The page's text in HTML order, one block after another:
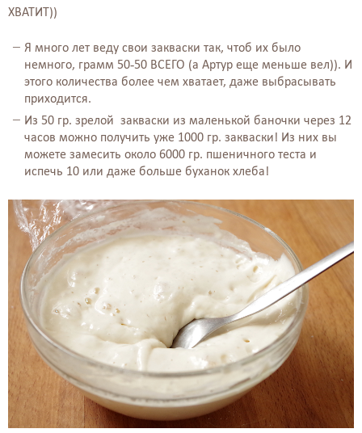
ХВАТИТ))
Я много лет веду свои закваски так, чтоб их было
немного, грамм 50-50 ВСЕГО (а Артур еще меньше вел)). И
этого количества более чем хватает, даже выбрасывать
приходится.
Из 50 гр. зрелой закваски из маленькой баночки через 12
часов можно получить уже 1000 гр. закваски! Из них вы
можете замесить около 6000 гр. пшеничного теста и
испечь 10 или даже больше буханок хлеба!